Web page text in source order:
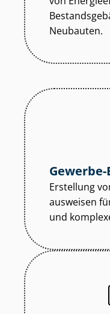
Neubauten.
Erstellung
aus­wei­sen
und